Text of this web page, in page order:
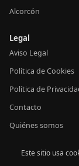
Alcorcón
Legal
Aviso Legal
Política de Cookies
Política de
Contacto
Quiénes somos
Este sitio usa